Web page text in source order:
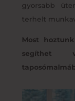
gyorsabb
terhelt
Most
segíthet